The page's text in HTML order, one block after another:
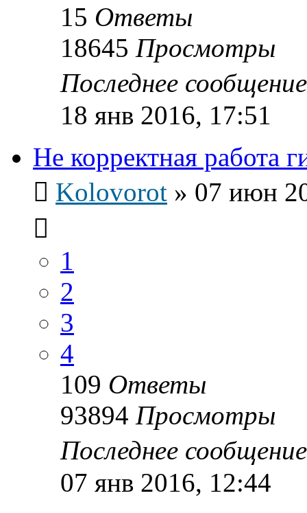
15 Ответы
18645 Просмотры
Последнее
18 янв 2016, 17:51
Не корректная работа
Kolovorot » 07 июн
1
2
3
4
109 Ответы
93894 Просмотры
Последнее
07 янв 2016, 12:44